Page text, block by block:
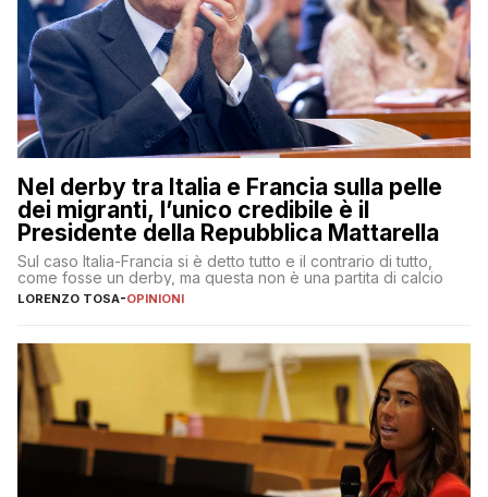
Nel derby tra Italia e Francia sulla pelle
dei migranti, l’unico credibile è il
Presidente della Repubblica Mattarella
Sul caso Italia-Francia si è detto tutto e il contrario di tutto,
come fosse un derby, ma questa non è una partita di calcio
LORENZO TOSA-OPINIONI